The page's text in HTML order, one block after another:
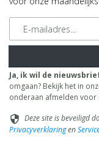
E-mailadres
Ja, ik wil de
omgaan? Bekijk het in
onderaan afmelden voor
security Deze site is beveiligd
Privacyverklaringen